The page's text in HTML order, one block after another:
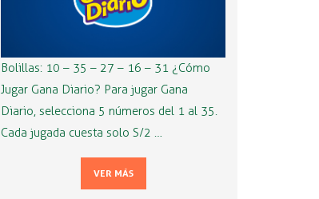
Bolillas: 10 – 35 – 27 – 16 – 31 ¿Cómo
Jugar Gana Diario? Para jugar Gana
Diario, selecciona 5 números del 1 al 35.
Cada jugada cuesta solo S/2 …
VER MÁS